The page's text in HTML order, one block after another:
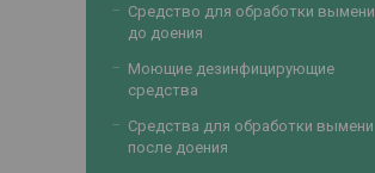
Средство для обработки вымени
до доения
Моющие дезинфицирующие
средства
Средства для обработки вымени
после доения